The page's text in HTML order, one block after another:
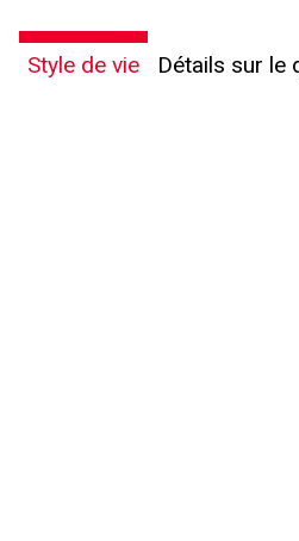
Style de vie Détails sur le